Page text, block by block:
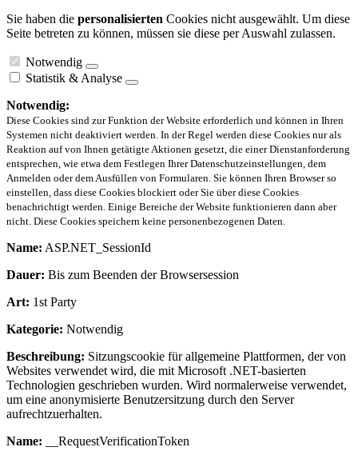
Sie haben die personalisierten Cookies nicht ausgewählt. Um diese
Seite betreten zu können, müssen sie diese per Auswahl zulassen.
Notwendig
Statistik & Analyse
Notwendig:
Diese Cookies sind zur Funktion der Website erforderlich und können in Ihren
Systemen nicht deaktiviert werden. In der Regel werden diese Cookies nur als
Reaktion auf von Ihnen getätigte Aktionen gesetzt, die einer Dienstanforderung
entsprechen, wie etwa dem Festlegen Ihrer Datenschutzeinstellungen, dem
Anmelden oder dem Ausfüllen von Formularen. Sie können Ihren Browser so
einstellen, dass diese Cookies blockiert oder Sie über diese Cookies
benachrichtigt werden. Einige Bereiche der Website funktionieren dann aber
nicht. Diese Cookies speichern keine personenbezogenen Daten.
Name: ASP.NET_SessionId
Dauer: Bis zum Beenden der Browsersession
Art: 1st Party
Kategorie: Notwendig
Beschreibung: Sitzungscookie für allgemeine Plattformen, der von
Websites verwendet wird, die mit Microsoft .NET-basierten
Technologien geschrieben wurden. Wird normalerweise verwendet,
um eine anonymisierte Benutzersitzung durch den Server
aufrechtzuerhalten.
Name: __RequestVerificationToken